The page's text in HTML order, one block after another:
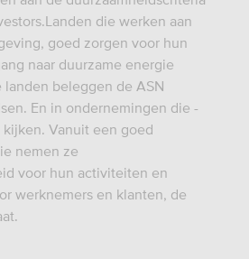
die werken aan
goed zorgen voor hun
naar duurzame energie
landen beleggen de ASN
En in ondernemingen die -
Vanuit een goed
nemen ze
voor hun activiteiten en
werknemers en klanten, de